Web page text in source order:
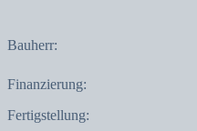
Bauherr:
Finanzierung:
Fertigstellung: